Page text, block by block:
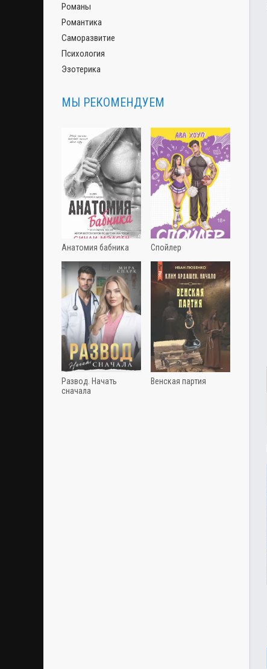
Романы
Романтика
Саморазвитие
Психология
Эзотерика
МЫ РЕКОМЕНДУЕМ
Анатомия бабника Спойлер
Развод. Начать
сначала
Венская партия